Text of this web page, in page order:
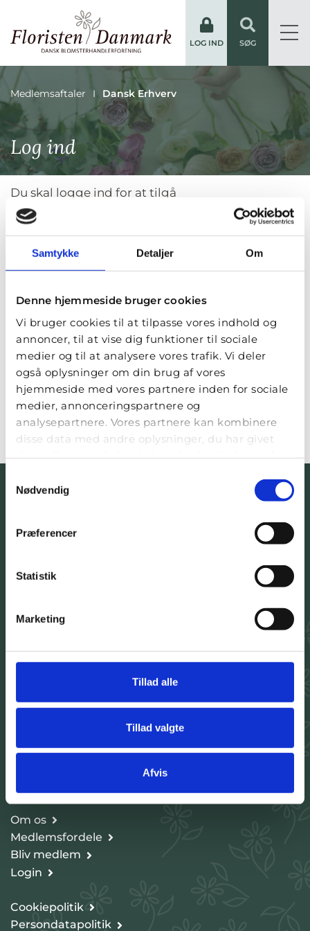
Samtykke Detaljer Om
Denne hjemmeside bruger cookies
Vi bruger cookies til at tilpasse vores indhold og
annoncer, til at vise dig funktioner til sociale
medier og til at analysere vores trafik. Vi deler
også oplysninger om din brug af vores
hjemmeside med vores partnere inden for sociale
medier, annonceringspartnere og
analysepartnere. Vores partnere kan kombinere
disse data med andre oplysninger, du har givet
dem, eller som de har indsamlet fra din brug af
Nødvendig
Præferencer
Statistik
Marketing
Tillad alle
Tillad valgte
Afvis
LOG IND SØG
Medlemsaftaler Dansk Erhverv
Log ind
Du skal logge ind for at tilgå
medlemsinformationerne.
Brugernavn
Kodeord
Har du glemt dit kodeord?
LOGIN
Floristen Danmark
info@floristendanmark.dk
SE OGSÅ
Om os
Medlemsfordele
Bliv medlem
Login
Cookiepolitik
Persondatapolitik